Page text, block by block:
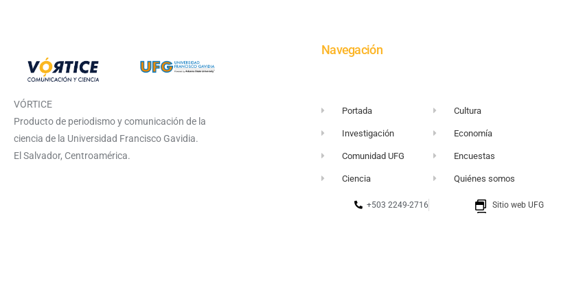
VÓRTICE
Producto de periodismo y comunicación de la
ciencia de la Universidad Francisco Gavidia.
El Salvador, Centroamérica.
Navegación
Portada
Investigación
Comunidad UFG
Ciencia
Cultura
Economía
Encuestas
Quiénes somos
+503 2249-2716
Sitio web UFG